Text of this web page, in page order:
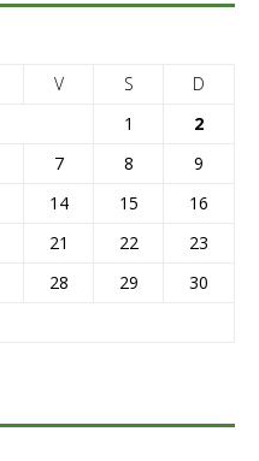
V S
D
1
2
7 8
9
14 15
16
21 22
23
28 29
30